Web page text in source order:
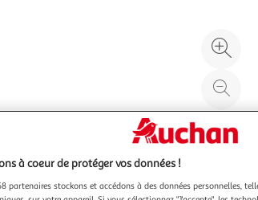
à
100
le
à coeur de protéger vos données !
partenaires stockons et accédons à des données personnelles,